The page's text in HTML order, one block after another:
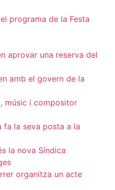
programa de la Festa
aprovar una reserva del
amb el govern de la
músic i compositor
la seva posta a la
la nova Síndica
organitza un acte